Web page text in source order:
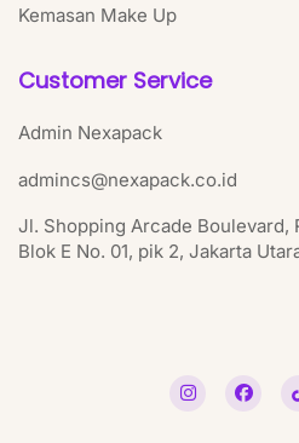
Kemasan Make Up
Customer Service
Admin Nexapack
admincs@nexapack.co.id
Jl. Shopping Arcade Boulevard,
Blok E No. 01, pik 2, Jakarta